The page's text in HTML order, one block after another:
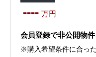
---- 万円
会員登録で非公開物
※購入希望条件に合っ